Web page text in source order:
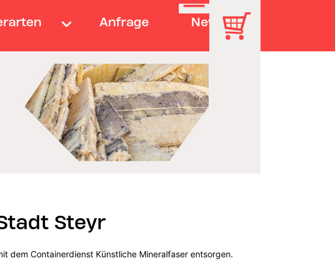
Anfrage News
Steyr
dem Containerdienst Künstliche Mineralfaser entsorgen.